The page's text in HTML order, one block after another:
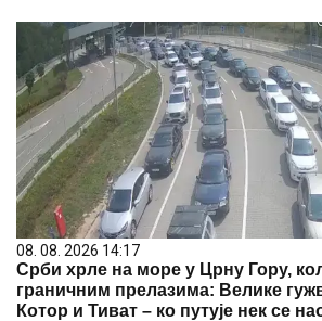
08. 08. 2026 14:17
Срби хрле на море у Црну Гору,
граничним прелазима: Велике
Котор и Тиват – ко путује нек се